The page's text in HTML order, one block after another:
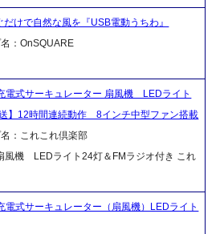
けで自然な風を『USB電動うちわ』
：OnSQUARE
電式サーキュレーター 扇風機 LEDライト
】12時間連続動作 8インチ中型ファン搭載
：これこれ倶楽部
風機 LEDライト24灯＆FMラジオ付き これ
電式サーキュレーター（扇風機）LEDライト